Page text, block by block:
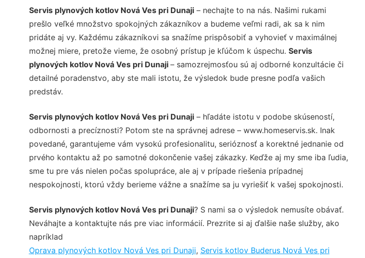
Servis plynových kotlov Nová Ves pri Dunaji– nechajte to na nás. Našimi rukami
prešlo veľké množstvo spokojných zákazníkov a budeme veľmi radi, ak sa k nim
pridáte aj vy. Každému zákazníkovi sa snažíme prispôsobiť a vyhovieť v maximálnej
možnej miere, pretože vieme, že osobný prístup je kľúčom k úspechu. Servis
plynových kotlov Nová Ves pri Dunaji – samozrejmosťou sú aj odborné konzultácie či
detailné poradenstvo, aby ste mali istotu, že výsledok bude presne podľa vašich
predstáv.
Servis plynových kotlov Nová Ves pri Dunaji– hľadáte istotu v podobe skúseností,
odbornosti a precíznosti? Potom ste na správnej adrese – www.homeservis.sk. Inak
povedané, garantujeme vám vysokú profesionalitu, serióznosť a korektné jednanie od
prvého kontaktu až po samotné dokončenie vašej zákazky. Keďže aj my sme iba ľudia,
sme tu pre vás nielen počas spolupráce, ale aj v prípade riešenia prípadnej
nespokojnosti, ktorú vždy berieme vážne a snažíme sa ju vyriešiť k vašej spokojnosti.
Servis plynových kotlov Nová Ves pri Dunaji? S nami sa o výsledok nemusíte obávať.
Neváhajte a kontaktujte nás pre viac informácií. Prezrite si aj ďalšie naše služby, ako
napríklad
Oprava plynových kotlov Nová Ves pri Dunaji, Servis kotlov Buderus Nová Ves pri